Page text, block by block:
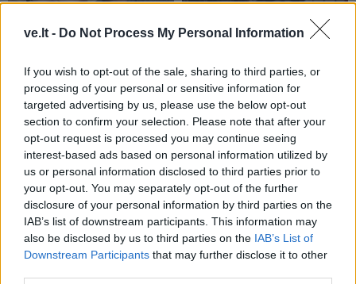
ve.lt - Do Not Process My Personal Information
If you wish to opt-out of the sale, sharing to third parties, or
processing of your personal or sensitive information for
targeted advertising by us, please use the below opt-out
section to confirm your selection. Please note that after your
opt-out request is processed you may continue seeing
interest-based ads based on personal information utilized by
us or personal information disclosed to third parties prior to
your opt-out. You may separately opt-out of the further
disclosure of your personal information by third parties on the
IAB’s list of downstream participants. This information may
also be disclosed by us to third parties on the IAB’s List of
Downstream Participants that may further disclose it to other
Paramediko nužudymo
byloje į laisvę paleistas
vienas įtariamųjų (3)
Užsidegė lauko pavėsinė:
vos be namų neliko
keturios šeimos